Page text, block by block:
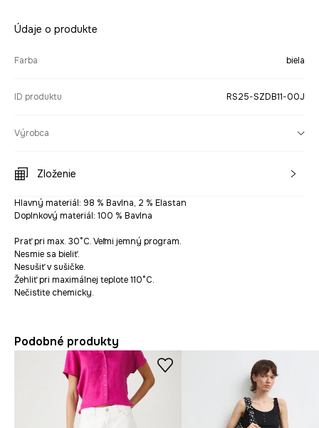
Údaje o produkte
Farba biela
ID produktu RS25-SZDB11-00J
Výrobca
Zloženie
Hlavný materiál: 98 % Bavlna, 2 % Elastan
Doplnkový materiál: 100 % Bavlna
Prať pri max. 30°C. Veľmi jemný program.
Nesmie sa bieliť.
Nesušiť v sušičke.
Žehliť pri maximálnej teplote 110°C.
Nečistite chemicky.
Podobné produkty